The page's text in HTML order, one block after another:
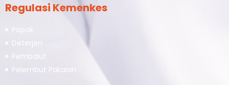
Regulasi Kemenkes
Popok
Deterjen
Pembalut
Pelembut Pakaian